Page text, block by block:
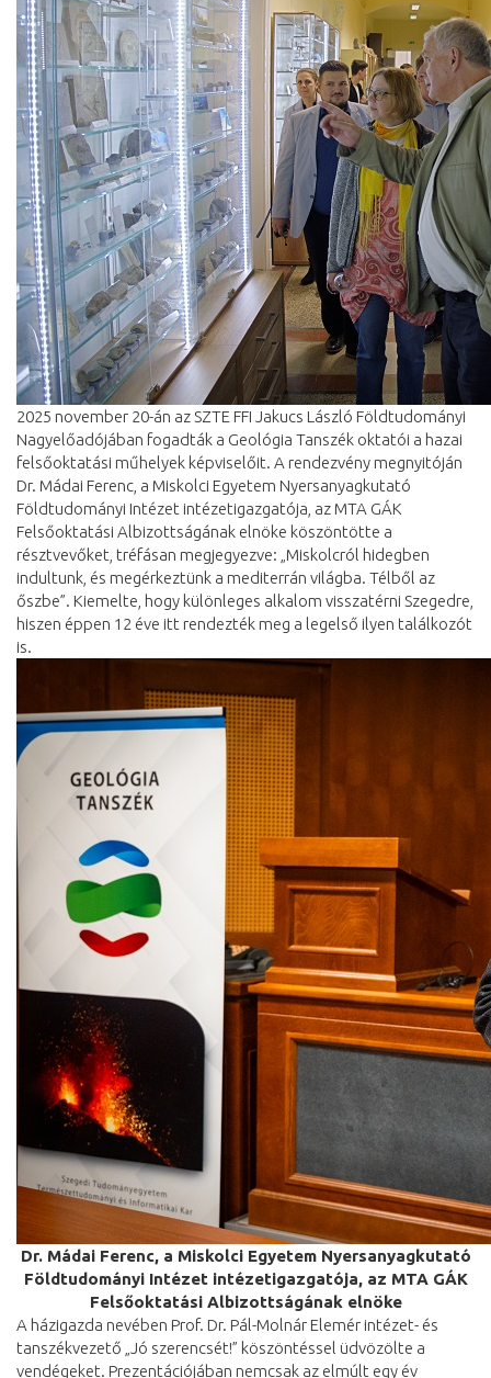
2025 november 20-án az SZTE FFI Jakucs László Földtudományi
Nagyelőadójában fogadták a Geológia Tanszék oktatói a hazai
felsőoktatási műhelyek képviselőit. A rendezvény megnyitóján
Dr. Mádai Ferenc, a Miskolci Egyetem Nyersanyagkutató
Földtudományi Intézet intézetigazgatója, az MTA GÁK
Felsőoktatási Albizottságának elnöke köszöntötte a
résztvevőket, tréfásan megjegyezve: „Miskolcról hidegben
indultunk, és megérkeztünk a mediterrán világba. Télből az
őszbe”. Kiemelte, hogy különleges alkalom visszatérni Szegedre,
hiszen éppen 12 éve itt rendezték meg a legelső ilyen találkozót
is.
Dr. Mádai Ferenc, a Miskolci Egyetem Nyersanyagkutató
Földtudományi Intézet intézetigazgatója, az MTA GÁK
Felsőoktatási Albizottságának elnöke
A házigazda nevében Prof. Dr. Pál-Molnár Elemér intézet- és
tanszékvezető „Jó szerencsét!” köszöntéssel üdvözölte a
vendégeket. Prezentációjában nemcsak az elmúlt egy év